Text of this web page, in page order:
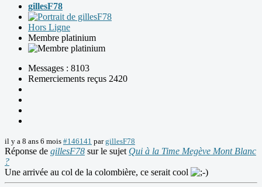
gillesF78
Hors Ligne
Membre platinium
Messages : 8103
Remerciements reçus 2420
il y a 8 ans 6 mois #146141 pargillesF78
Réponse de gillesF78 sur le sujet Qui à la Time Megève Mont Blanc
?
Une arrivée au col de la colombière, ce serait cool